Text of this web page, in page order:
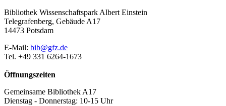
Bibliothek Wissenschaftspark Albert Einstein
Telegrafenberg, Gebäude A17
14473 Potsdam
E-Mail: bib@gfz.de
Tel. +49 331 6264-1673
Öffnungszeiten
Gemeinsame Bibliothek A17
Dienstag - Donnerstag: 10-15 Uhr